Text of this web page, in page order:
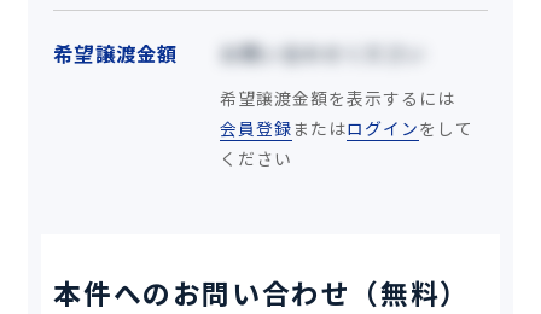
希望譲渡金額 お問い合わせください
希望譲渡金額を表示するには
会員登録またはログインをして
ください
本件へのお問い合わせ（無料）